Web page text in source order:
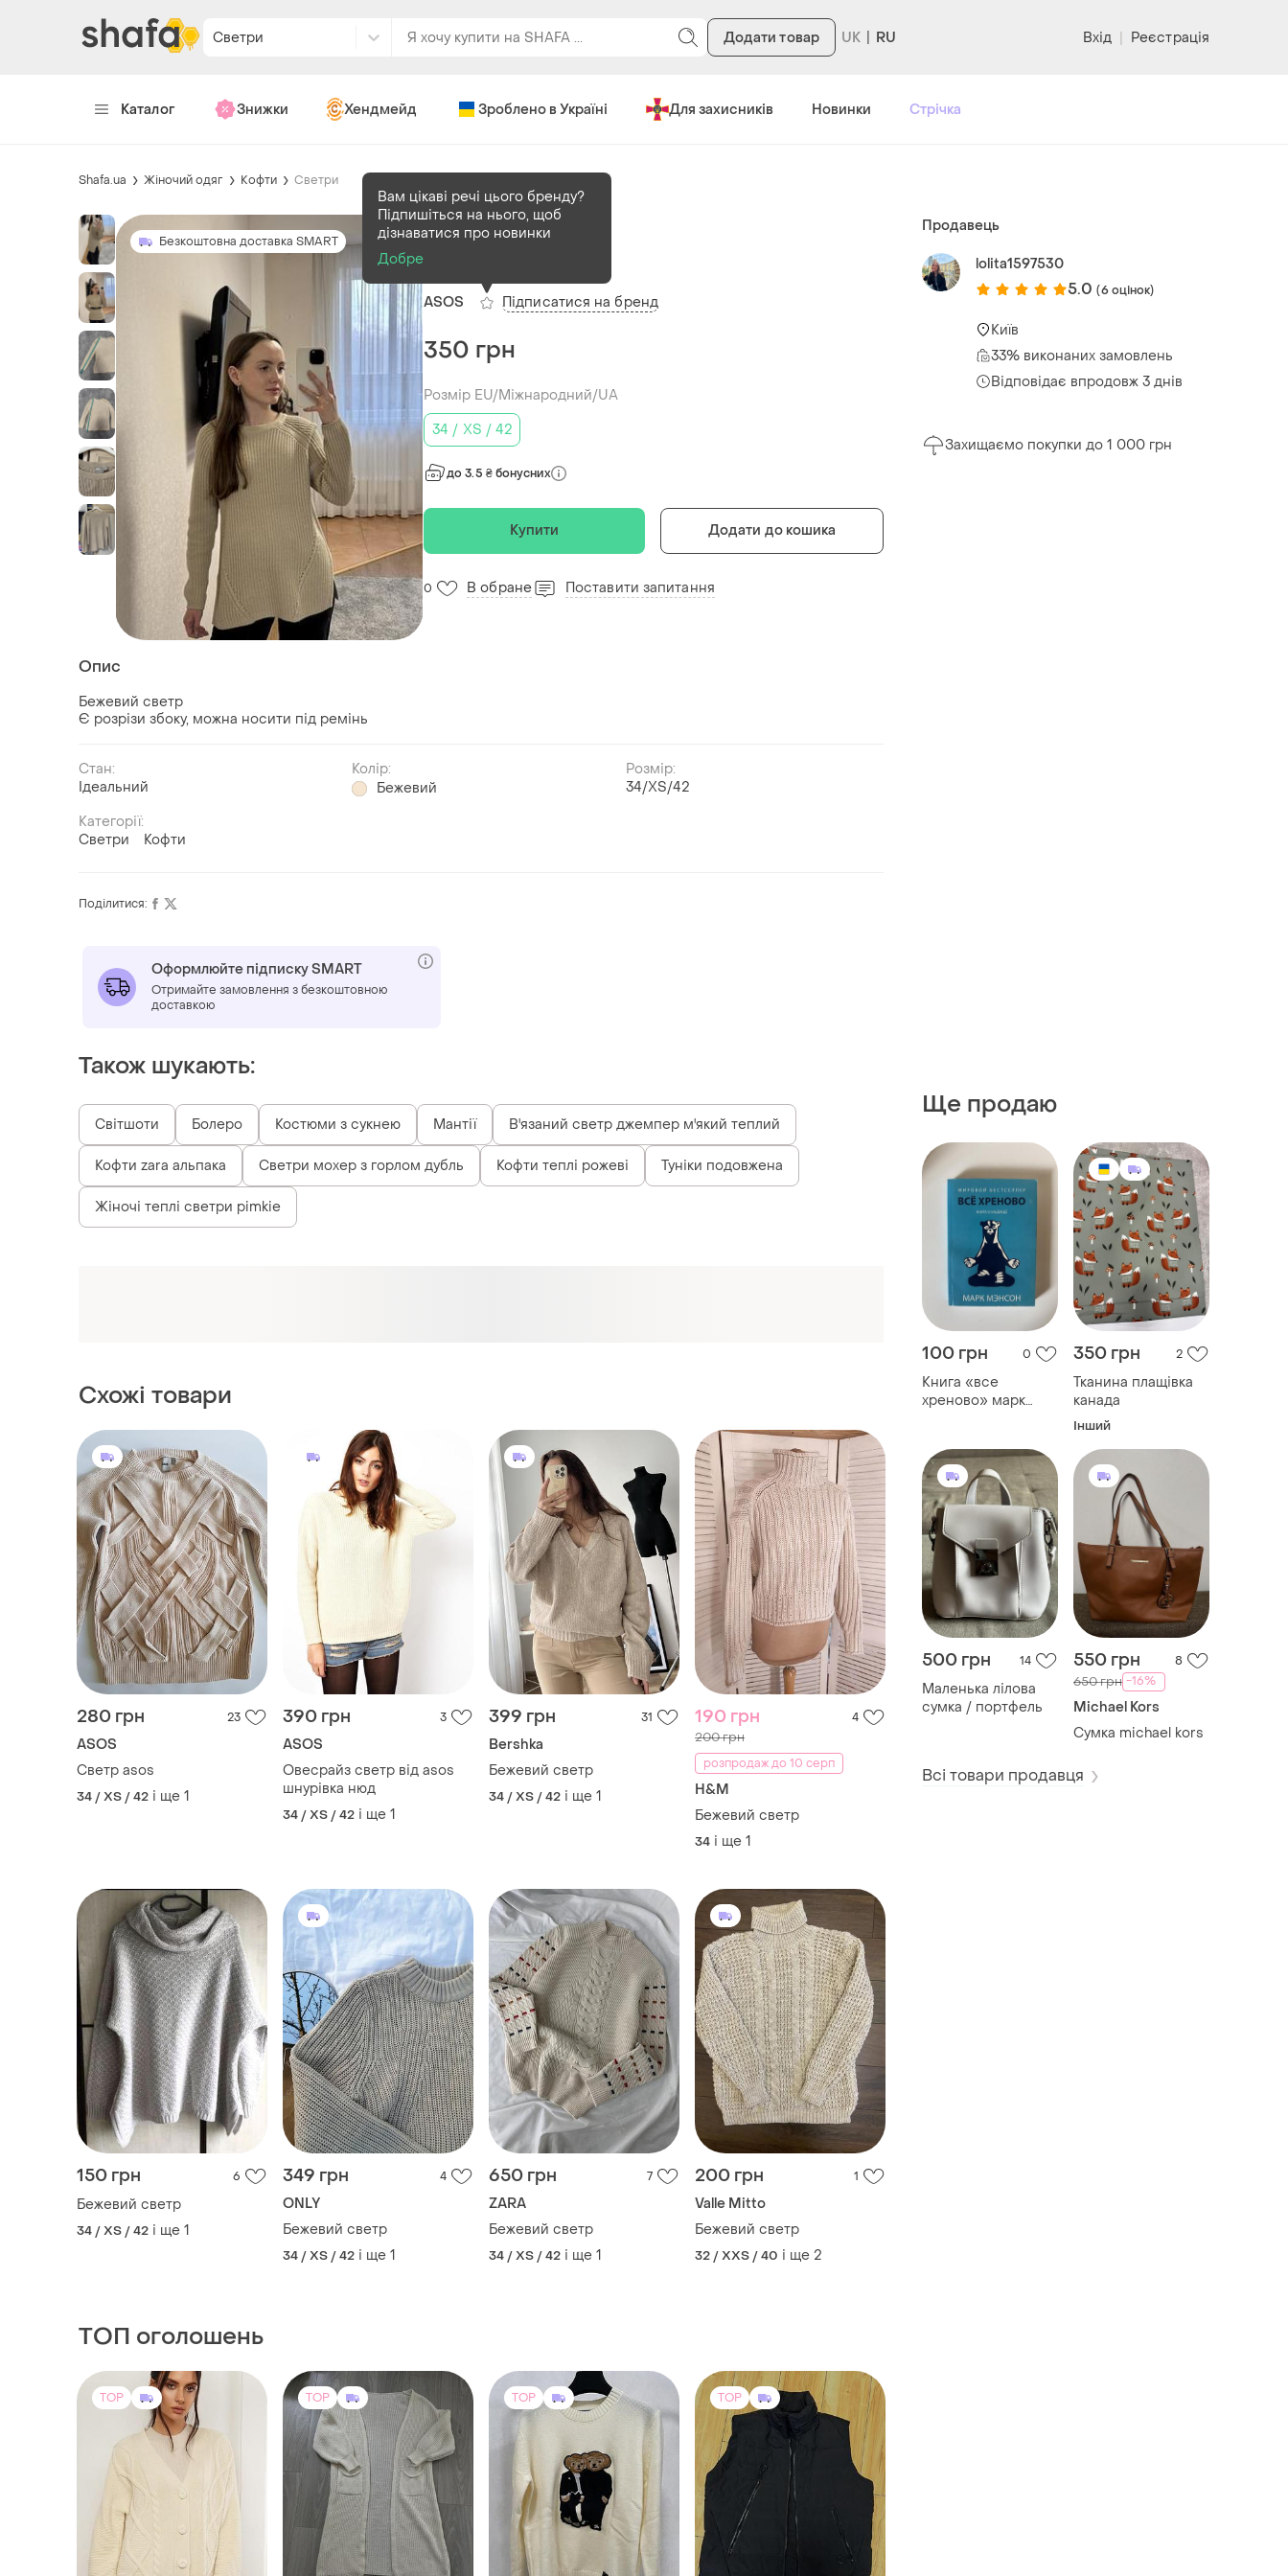
Светри Додати товар RU Вхід | Реєстрація
Каталог Знижки Хендмейд Зроблено в Україні Для захисників Новинки Стрічка
Shafa.ua Жіночий одяг Кофти Светри
Безкоштовна доставка SMART
В наявності1 шт
ASOS
Вам цікаві речі цього бренду?
Підпишіться на нього, щоб
дізнаватися про новинки
Добре
Підписатися на бренд
350 грн
Розмір EU/Міжнародний/UA
34 / XS / 42
до 3.5 ₴ бонусних
Купити Додати до кошика
0 В обране Поставити запитання
Опис
Бежевий светр
Є розрізи збоку, можна носити під ремінь
Стан:
Ідеальний
Колір:
Бежевий
Розмір:
34/XS/42
Категорії:
Светри
Кофти
Продавець
lolita1597530
5.0 (6 оцінок)
Київ
33% виконаних замовлень
Відповідає впродовж 3 днів
Захищаємо покупки до 1 000 грн
Ще продаю
100 грн 0
Книга «все
хреново» марк
350 грн 2
Тканина плащівка
канада
Інший
500 грн 14
Маленька лілова
сумка / портфель
550 грн 8
650 грн -16%
Michael Kors
Сумка michael kors
Всі товари продавця
Поділитися:
Оформлюйте підписку SMART
Отримайте замовлення з безкоштовною
доставкою
Також шукають:
Світшоти Болеро Костюми з сукнею Мантії В'язаний светр джемпер м'який теплий
Кофти zara альпака Светри мохер з горлом дубль Кофти теплі рожеві Туніки подовжена
Жіночі теплі светри pimkie
280 грн 23
ASOS
Светр asos
34 / XS / 42 і ще 1
390 грн
ASOS
Овесрайз светр від asos
шнурівка нюд
34 / XS / 42 і ще 1
399 грн 31
Bershka
Бежевий светр
34 / XS / 42 і ще
190 грн 4
200 грн
розпродаж до 10 серп
H&M
34 і ще 1
150 грн 6
Бежевий светр
34 / XS / 42 і ще 1
349 грн 4
ONLY
Бежевий светр
34 / XS / 42 і ще 1
650 грн 7
ZARA
Бежевий светр
34 / XS / 42 і ще
200 грн 1
Valle Mitto
Бежевий светр
32 / XXS / 40
ТОП оголошень
3550 грн
Mareoni
550 грн 1
700 грн -22%
2600 грн 68
Крутячий светр
3100 грн 11
Adidas Y-3